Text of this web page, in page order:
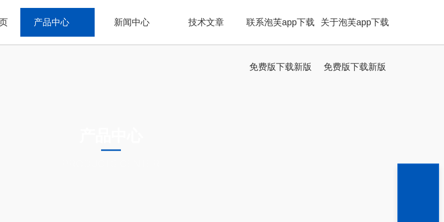
产品中心 新闻中心 技术文章 联系泡芙app下载
免费版下载新版
关于泡芙app下载
免费版下载新版